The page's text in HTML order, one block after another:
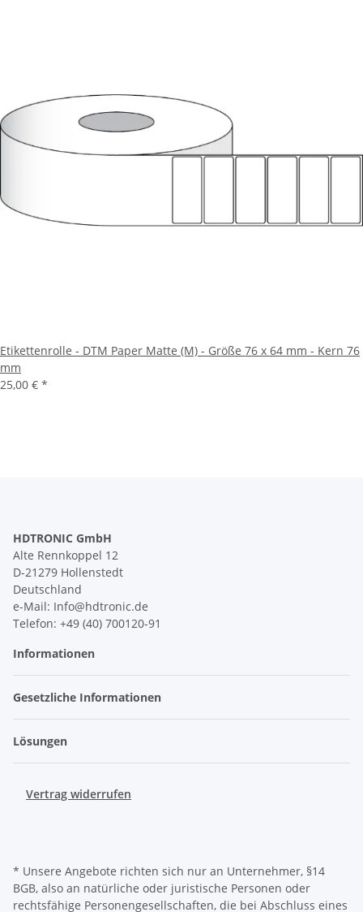
Etikettenrolle - DTM Paper Matte (M) - Größe 76 x 64 mm - Kern 76
mm
25,00 € *
HDTRONIC GmbH
Alte Rennkoppel 12
D-21279 Hollenstedt
Deutschland
e-Mail: Info@hdtronic.de
Telefon: +49 (40) 700120-91
Informationen
Gesetzliche Informationen
Lösungen
Vertrag widerrufen
* Unsere Angebote richten sich nur an Unternehmer, §14
BGB, also an natürliche oder juristische Personen oder
rechtsfähige Personengesellschaften, die bei Abschluss eines